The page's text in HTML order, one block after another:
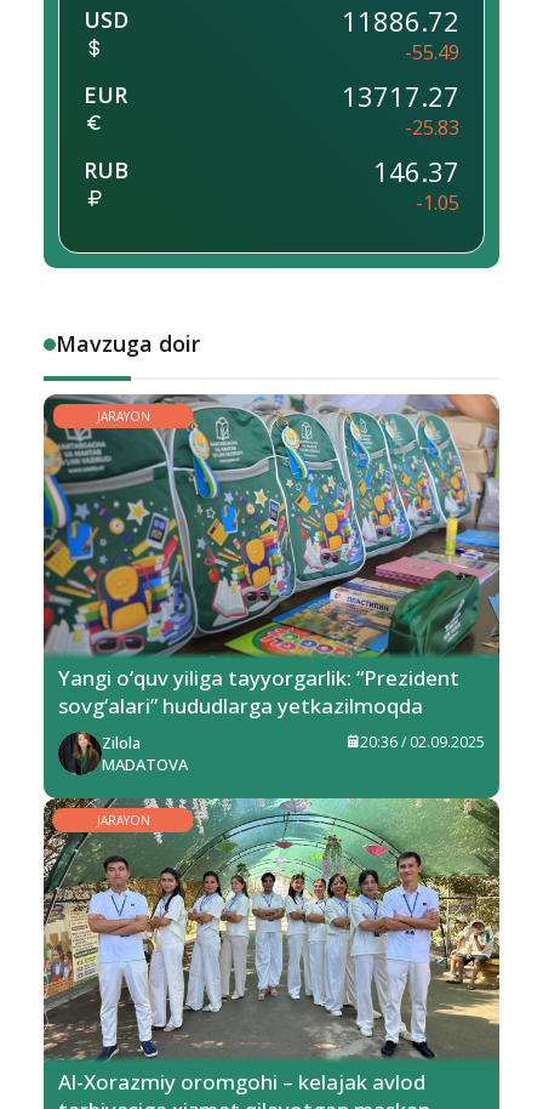
USD 11886.72
-55.49
EUR 13717.27
-25.83
RUB 146.37
-1.05
Mavzuga doir
JARAYON
Yangi o‘quv yiliga tayyorgarlik: “Prezident
sovg‘alari” hududlarga yetkazilmoqda
Zilola
MADATOVA
20:36 / 02.09.2025
JARAYON
Al-Xorazmiy oromgohi – kelajak avlod